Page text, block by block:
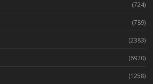
(724)
(789)
(2383)
(6920)
(1258)